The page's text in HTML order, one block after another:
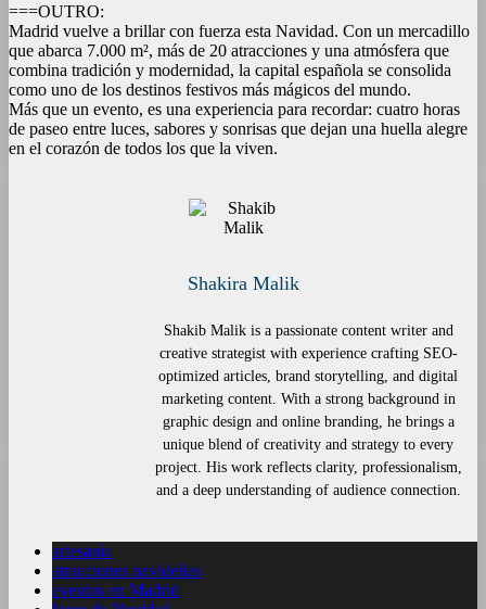
===OUTRO:
Madrid vuelve a brillar con fuerza esta Navidad. Con un mercadillo
que abarca 7.000 m², más de 20 atracciones y una atmósfera que
combina tradición y modernidad, la capital española se consolida
como uno de los destinos festivos más mágicos del mundo.
Más que un evento, es una experiencia para recordar: cuatro horas
de paseo entre luces, sabores y sonrisas que dejan una huella alegre
en el corazón de todos los que la viven.
Shakira Malik
Shakib Malik is a passionate content writer and
creative strategist with experience crafting SEO-
optimized articles, brand storytelling, and digital
marketing content. With a strong background in
graphic design and online branding, he brings a
unique blend of creativity and strategy to every
project. His work reflects clarity, professionalism,
and a deep understanding of audience connection.
artesanía
atracciones navideñas
eventos en Madrid